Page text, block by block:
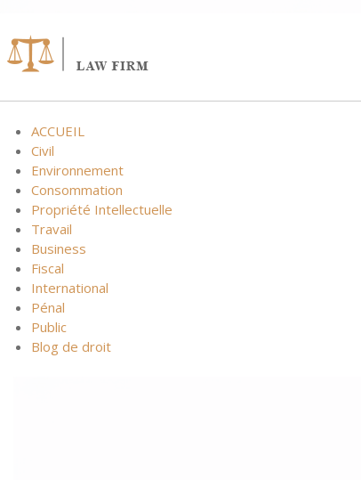
ACCUEIL
Civil
Environnement
Consommation
Propriété Intellectuelle
Travail
Business
Fiscal
International
Pénal
Public
Blog de droit